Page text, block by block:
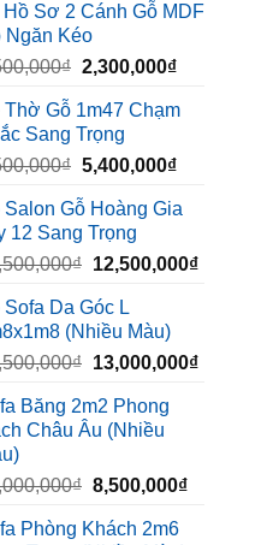
là:
450,000₫.
tại
320,000₫.
Hồ Sơ 2 Cánh Gỗ MDF
Ngăn Kéo
₫ Giá
là:
3,500,000₫.
2,300,000₫Giá
tại
Thờ Gỗ 1m47 Chạm
Sang Trọng
₫ Giá
là:
6,500,000₫.
5,400,000₫Giá
tại
Salon Gỗ Hoàng Gia
12 Sang Trọng
₫ Giá
là:
13,500,000₫.
12,500,000₫Giá
Sofa Da Góc L
(Nhiều Màu)
₫ Giá
là:
14,500,000₫.
13,000,000₫Giá
Băng 2m2 Phong
Châu Âu (Nhiều
₫ Giá
là:
8,500,000₫Giá
Phòng Khách 2m6